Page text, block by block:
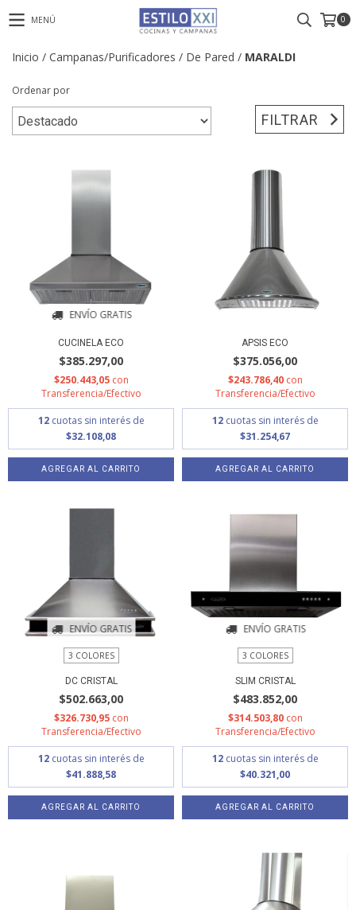
MENÚ 0
Inicio / Campanas/Purificadores / De Pared / MARALDI
Ordenar por
FILTRAR
ENVÍO GRATIS
CUCINELA ECO
$385.297,00
$250.443,05 con
Transferencia/Efectivo
12 cuotas sin interés de
$32.108,08
AGREGAR AL CARRITO
APSIS ECO
$375.056,00
$243.786,40 con
Transferencia/Efectivo
12 cuotas sin interés de
$31.254,67
AGREGAR AL CARRITO
ENVÍO GRATIS
3 COLORES
DC CRISTAL
$502.663,00
$326.730,95 con
Transferencia/Efectivo
12 cuotas sin interés de
$41.888,58
AGREGAR AL CARRITO
ENVÍO GRATIS
3 COLORES
SLIM CRISTAL
$483.852,00
$314.503,80 con
Transferencia/Efectivo
12 cuotas sin interés de
$40.321,00
AGREGAR AL CARRITO